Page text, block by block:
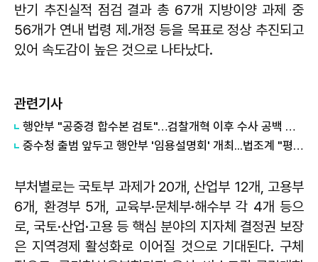
반기 추진실적 점검 결과 총 67개 지방이양 과제 중
56개가 연내 법령 제․개정 등을 목표로 정상 추진되고
있어 속도감이 높은 것으로 나타났다.
관련기사
행안부 "공중경 합수본 검토"…검찰개혁 이후 수사 공백 대응 나서
중수청 출범 앞두고 행안부 '임용설명회' 개최...법조계 "평검사들 전혀 관심 없어"
부처별로는 국토부 과제가 20개, 산업부 12개, 고용부
6개, 환경부 5개, 교육부·문체부·해수부 각 4개 등으
로, 국토·산업·고용 등 핵심 분야의 지자체 결정권 보장
은 지역경제 활성화로 이어질 것으로 기대된다. 구체